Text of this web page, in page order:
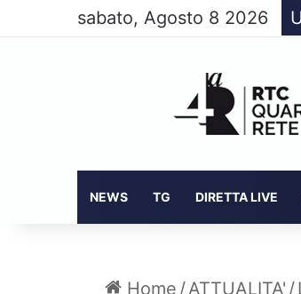
sabato, Agosto 8 2026
NEWS TG DIRETTA LIVE
Home /ATTUALITA' /